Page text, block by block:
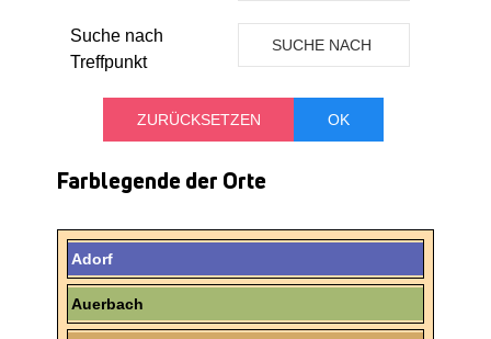
ORT
Suche nach
Treffpunkt
SUCHE NACH
Farblegende der Orte
Adorf
Auerbach